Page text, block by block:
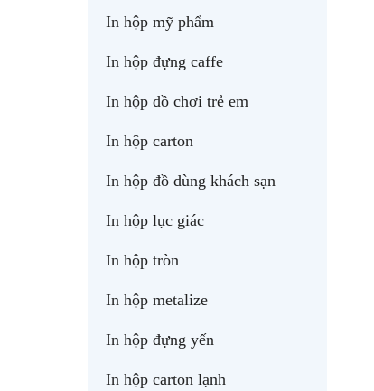
In hộp mỹ phẩm
In hộp đựng caffe
In hộp đồ chơi trẻ em
In hộp carton
In hộp đồ dùng khách sạn
In hộp lục giác
In hộp tròn
In hộp metalize
In hộp đựng yến
In hộp carton lạnh